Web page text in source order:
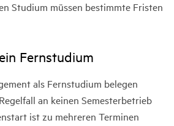
Studium müssen bestimmte Fristen
Fernstudium
als Fernstudium belegen
an keinen Semesterbetrieb
ist zu mehreren Terminen